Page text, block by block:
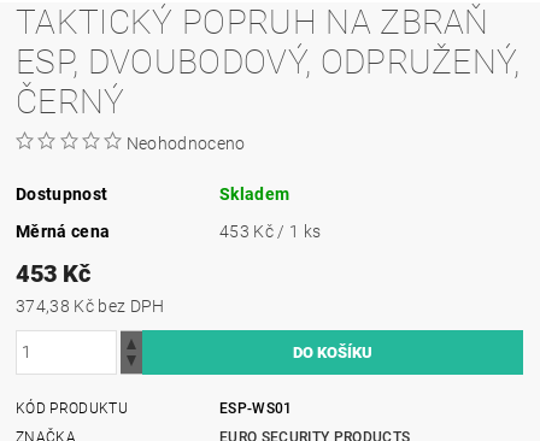
TAKTICKÝ POPRUH NA ZBRAŇ
ESP, DVOUBODOVÝ, ODPRUŽENÝ,
ČERNÝ
Neohodnoceno
Dostupnost
Skladem
Měrná cena
453 Kč / 1 ks
453 Kč
374,38 Kč bez DPH
KÓD PRODUKTU
ESP-WS01
ZNAČKA
EURO SECURITY PRODUCTS